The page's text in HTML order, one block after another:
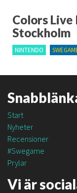
Colors
Stockholm
NINTENDO
Start
Nyheter
Recensioner
#Swegame
Prylar
Vi är